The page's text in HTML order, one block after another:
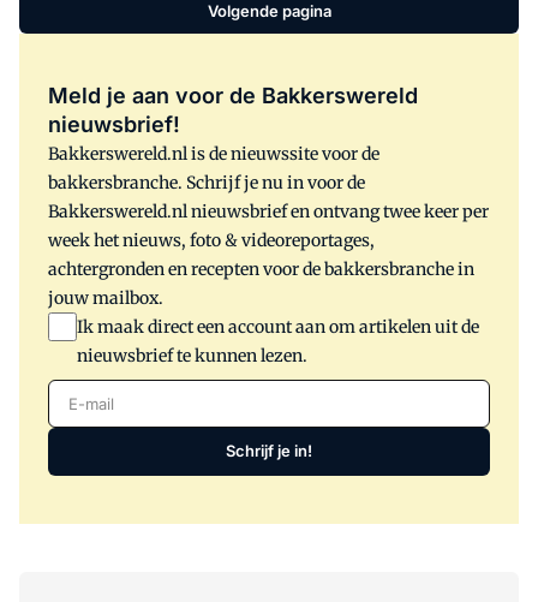
Volgende pagina
Meld je aan voor de Bakkerswereld
nieuwsbrief!
Bakkerswereld.nl is de nieuwssite voor de
bakkersbranche. Schrijf je nu in voor de
Bakkerswereld.nl nieuwsbrief en ontvang twee keer per
week het nieuws, foto & videoreportages,
achtergronden en recepten voor de bakkersbranche in
jouw mailbox.
Ik maak direct een account aan om artikelen uit de
nieuwsbrief te kunnen lezen.
E-mail
Schrijf je in!